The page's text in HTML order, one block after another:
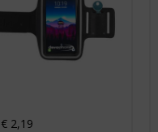
2,19